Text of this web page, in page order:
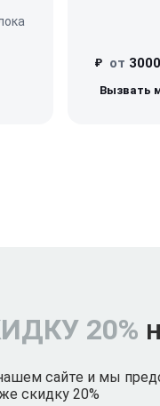
₽ от
20%
сайте и мы
скидку 20%